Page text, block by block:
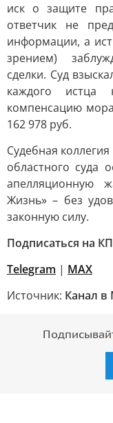
иск о защите
ответчик не
информации, а
зрением)
сделки. Суд
каждого истца
компенсацию
162 978 руб.
Судебная
областного суда
апелляционную
Жизнь» – без
законную силу.
Подписаться на
Telegram | МАХ
Источник: Канал в